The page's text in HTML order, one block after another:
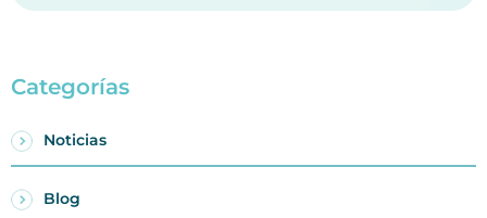
Categorías
Noticias
Blog